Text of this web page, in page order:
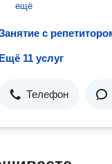
ещё
Ещё 11 услуг
Телефон